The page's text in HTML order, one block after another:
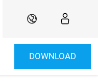
DE
DOWNLOAD